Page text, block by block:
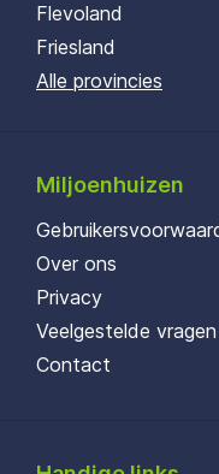
Flevoland
Friesland
Alle provincies
Miljoenhuizen
Over ons
Privacy
Veelgestelde vragen
Contact